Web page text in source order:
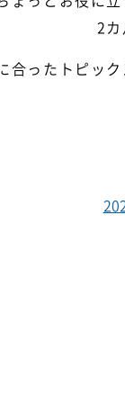
2カ
合ったトピッ